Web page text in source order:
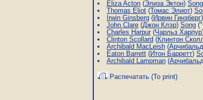
Eliza Acton (Элиза Эктон) Song
Thomas Eliot (Томас Элиот)
Irwin Ginsberg (Ирвин Гинзберг)
John Clare (Джон Клэр) Song
Charles Harpur(Чарльз Харпур
Clinton Scollard (Клинтон
Archibald MacLeish (
Eaton Barrett (Итон Барретт)
Archibald Lampman (
Распечатать (To print)